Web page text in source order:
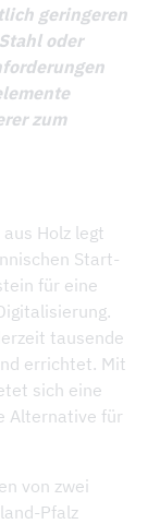
geringeren
oder
zum
Holz legt
Start-
für eine
tausende
errichtet. Mit
sich eine
Alternative für
von zwei
Pfalz